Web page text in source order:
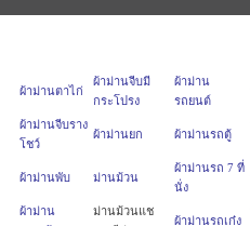
ผ้าม่านตาไก่
ผ้าม่านจีบมี
กระโปรง
ผ้าม่าน
รถยนต์
ผ้าม่านจีบราง
โชว์
ผ้าม่านยก ผ้าม่านรถตู้
ผ้าม่านพับ ม่านม้วน
ผ้าม่านรถ 7 ที่
นั่ง
ผ้าม่าน
ม่านม้วนแช
ผ้าม่านรถเก๋ง